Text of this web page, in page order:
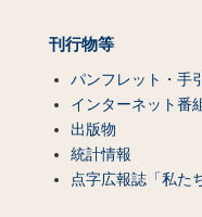
刊行物等
パンフレット・手引
インターネット番
出版物
統計情報
点字広報誌「私た